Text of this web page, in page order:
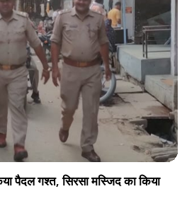
पैदल गश्त, सिरसा मस्जिद का किया